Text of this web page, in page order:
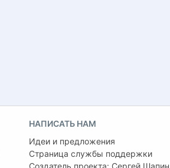
НАПИСАТЬ НАМ
Идеи и предложения
Страница службы поддержки
Создатель проекта: Сергей Шапин